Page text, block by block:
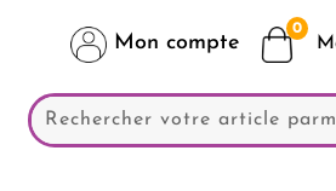
Mon compte
0